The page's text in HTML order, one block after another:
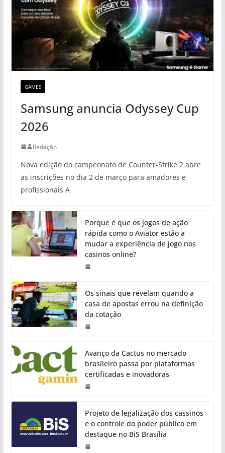
GAMES
Samsung anuncia Odyssey Cup
2026
Redação
Nova edição do campeonato de Counter-Strike 2 abre
as inscrições no dia 2 de março para amadores e
profissionais A
Porque é que os jogos de ação
rápida como o Aviator estão a
mudar a experiência de jogo nos
casinos online?
Os sinais que revelam quando a
casa de apostas errou na definição
da cotação
Avanço da Cactus no mercado
brasileiro passa por plataformas
certificadas e inovadoras
Projeto de legalização dos cassinos
e o controle do poder público em
destaque no BiS Brasília